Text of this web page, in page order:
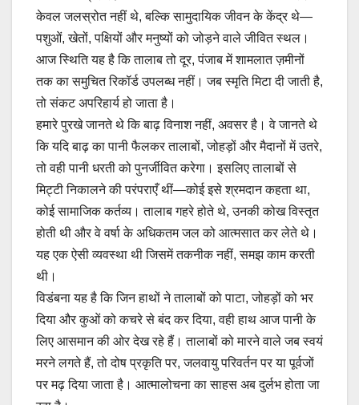
केवल जलस्रोत नहीं थे, बल्कि सामुदायिक जीवन के केंद्र थे—
पशुओं, खेतों, पक्षियों और मनुष्यों को जोड़ने वाले जीवित स्थल।
आज स्थिति यह है कि तालाब तो दूर, पंजाब में शामलात ज़मीनों
तक का समुचित रिकॉर्ड उपलब्ध नहीं। जब स्मृति मिटा दी जाती है,
तो संकट अपरिहार्य हो जाता है।
हमारे पुरखे जानते थे कि बाढ़ विनाश नहीं, अवसर है। वे जानते थे
कि यदि बाढ़ का पानी फैलकर तालाबों, जोहड़ों और मैदानों में उतरे,
तो वही पानी धरती को पुनर्जीवित करेगा। इसलिए तालाबों से
मिट्टी निकालने की परंपराएँ थीं—कोई इसे श्रमदान कहता था,
कोई सामाजिक कर्तव्य। तालाब गहरे होते थे, उनकी कोख विस्तृत
होती थी और वे वर्षा के अधिकतम जल को आत्मसात कर लेते थे।
यह एक ऐसी व्यवस्था थी जिसमें तकनीक नहीं, समझ काम करती
थी।
विडंबना यह है कि जिन हाथों ने तालाबों को पाटा, जोहड़ों को भर
दिया और कुओं को कचरे से बंद कर दिया, वही हाथ आज पानी के
लिए आसमान की ओर देख रहे हैं। तालाबों को मारने वाले जब स्वयं
मरने लगते हैं, तो दोष प्रकृति पर, जलवायु परिवर्तन पर या पूर्वजों
पर मढ़ दिया जाता है। आत्मालोचना का साहस अब दुर्लभ होता जा